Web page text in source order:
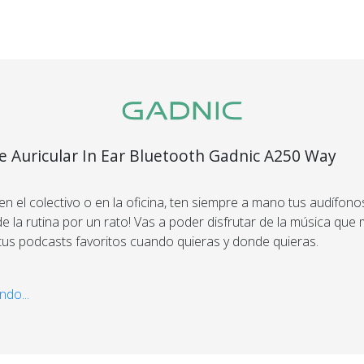
Auricular In Ear Bluetooth Gadnic A250 Way
el colectivo o en la oficina, ten siempre a mano tus
la rutina por un rato! Vas a poder disfrutar de la música que
podcasts favoritos cuando quieras y donde quieras.
aíslan el ruido del exterior, mejoran la calidad del audio y son
Recibí el